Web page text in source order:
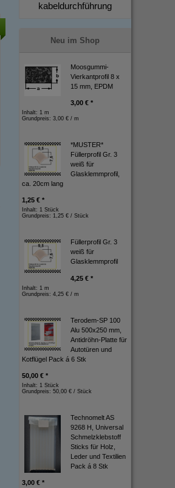
kabeldurchführung
Neu im Shop
Moosgummi-
Vierkantprofil 8 x
15 mm, EPDM
3,00 € *
Inhalt: 1 m
Grundpreis: 3,00 € / m
*MUSTER*
Füllerprofil Gr. 3
weiß für
Glasklemmprofil,
ca. 20cm lang
1,25 € *
Inhalt: 1 Stück
Grundpreis: 1,25 € / Stück
Füllerprofil Gr. 3
weiß für
Glasklemmprofil
4,25 € *
Inhalt: 1 m
Grundpreis: 4,25 € / m
Terodem-SP 100
Alu 500x250 mm,
Antidröhn-Platte für
Autotüren und
Kotflügel Pack á 6 Stk
50,00 € *
Inhalt: 1 Stück
Grundpreis: 50,00 € / Stück
Technomelt AS
9268 H, Universal
Schmelzklebstoff
Sticks für Holz,
Leder und Textilien
Pack á 8 Stk
3,00 € *